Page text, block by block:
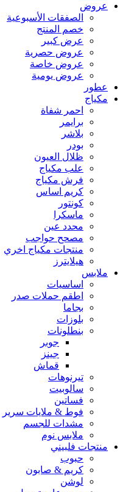
عروض
الصفقات الأسبوعية
خصم المنتج
عرض كبير
عروض حصرية
عروض خاصة
عروض يومية
عطور
مكياج
احمر شفاة
برايمر
بلاشر
بودر
ظلال العيون
علب مكياج
فرش مكياج
كريم اساس
كونتور
ماسكرا
محدد عين
مصحح حواجب
منتجات مكياج اخري
هيلايترز
ملابس
اساسيات
اطقم حملات صدر
بجاما
بلوزات
بنطلونات
جوبر
جينز
قماش
تيرنوهات
سالوبيت
فساتين
فوط & ملايات سرير
مشدات للجسم
ملابس نوم
منتجات فلبيني
حبوب
كريم & صابون
لوشن